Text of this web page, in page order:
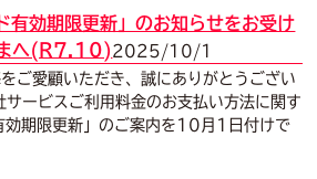
有効期限更新」のお知らせをお受け
まへ(R7.10) 2025/10/1
ご愛顧いただき、誠にありがとうござい
ービスご利用料金のお支払い方法に関す
効期限更新」のご案内を10月1日付けで